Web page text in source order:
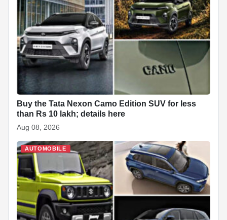
Buy the Tata Nexon Camo Edition SUV for less
than Rs 10 lakh; details here
Aug 08, 2026
AUTOMOBILE